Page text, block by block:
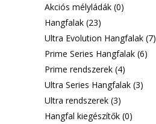
Akciós mélyládák (0)
Hangfalak (23)
Ultra Evolution Hangfalak (7)
Prime Series Hangfalak (6)
Prime rendszerek (4)
Ultra Series Hangfalak (3)
Ultra rendszerek (3)
Hangfal kiegészítők (0)